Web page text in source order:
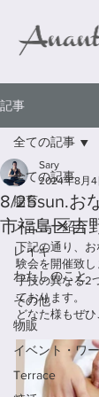
記事
全ての記事
腸育
メニュー紹介
レイキ
わたしのこと
その他
物販
イベント・ワ
Terrace
全ての記事
8/25sun.お
市福島区吉
Sary
2024年8月4
下記の通り、
験会を開催致し
手技の異なる2
ております。
どなた様もぜひ